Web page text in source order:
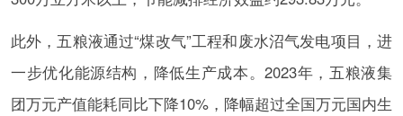
此外，五粮液通过“煤改气”工程和废水沼气发电项目，进
一步优化能源结构，降低生产成本。2023年，五粮液集
团万元产值能耗同比下降10%，降幅超过全国万元国内生